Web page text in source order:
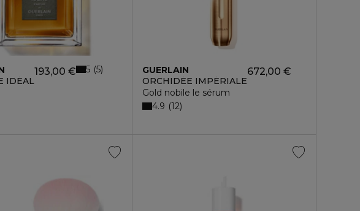
IDÉAL
193,00 € 5 5
GUERLAIN
ORCHIDÉE IMPÉRIALE
Gold nobile le sérum
672,00 €
4.9 12